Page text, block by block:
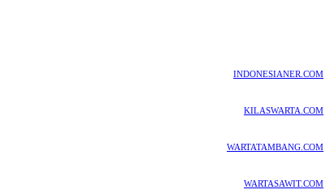
INDONESIANER.COM
KILASWARTA.COM
WARTATAMBANG.COM
WARTASAWIT.COM